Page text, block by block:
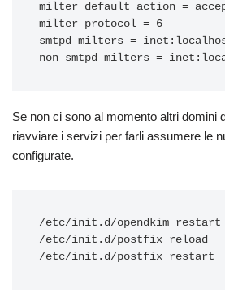
milter_default_action =
milter_protocol = 6
smtpd_milters =
Se non ci sono al momento altri domini
riavviare i servizi per farli assumere le
configurate.
/etc/init.d/opendkim restart
/etc/init.d/postfix reload